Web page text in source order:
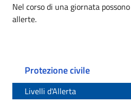
Nel corso di una giornata
allerte.
Protezione civile
Livelli d'Allerta